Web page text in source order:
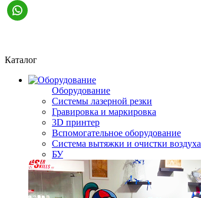
Каталог
Оборудование
Системы лазерной резки
Гравировка и маркировка
3D принтер
Вспомогательное оборудование
Система вытяжки и очистки воздуха
БУ